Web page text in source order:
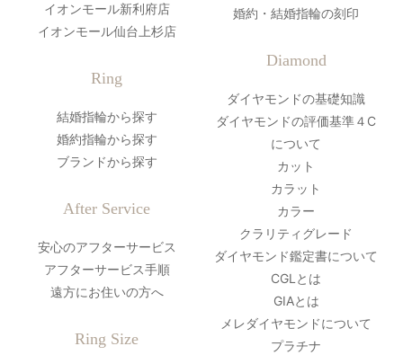
イオンモール新利府店
イオンモール仙台上杉店
Ring
結婚指輪から探す
婚約指輪から探す
ブランドから探す
After Service
安心のアフターサービス
アフターサービス手順
遠方にお住いの方へ
Ring Size
婚約・結婚指輪の刻印
Diamond
ダイヤモンドの基礎知識
ダイヤモンドの評価基準４C
について
カット
カラット
カラー
クラリティグレード
ダイヤモンド鑑定書について
CGLとは
GIAとは
メレダイヤモンドについて
プラチナ